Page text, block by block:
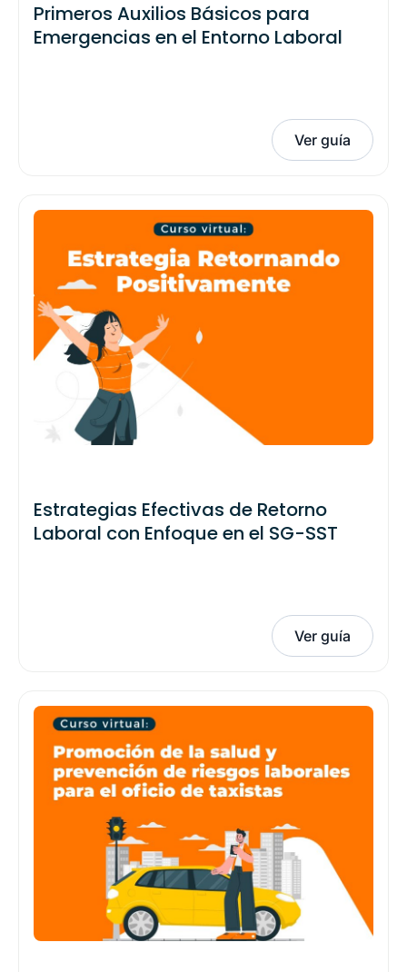
Primeros Auxilios Básicos para
Emergencias en el Entorno Laboral
Ver guía
Estrategias Efectivas de Retorno
Laboral con Enfoque en el SG-SST
Ver guía